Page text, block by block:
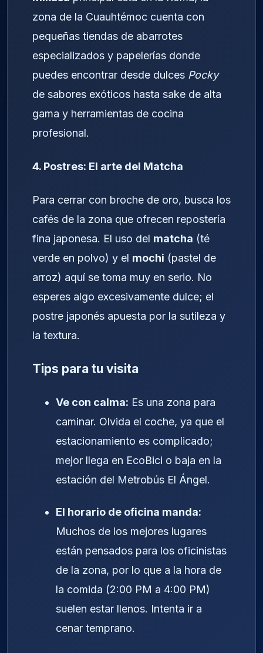
zona de la Cuauhtémoc cuenta con
pequeñas tiendas de abarrotes
especializados y papelerías donde
puedes encontrar desde dulces Pocky
de sabores exóticos hasta sake de alta
gama y herramientas de cocina
profesional.
4. Postres: El arte del Matcha
Para cerrar con broche de oro, busca los
cafés de la zona que ofrecen repostería
fina japonesa. El uso del matcha (té
verde en polvo) y el mochi (pastel de
arroz) aquí se toma muy en serio. No
esperes algo excesivamente dulce; el
postre japonés apuesta por la sutileza y
la textura.
Tips para tu visita
Ve con calma: Es una zona para
caminar. Olvida el coche, ya que el
estacionamiento es complicado;
mejor llega en EcoBici o baja en la
estación del Metrobús El Ángel.
El horario de oficina manda:
Muchos de los mejores lugares
están pensados para los oficinistas
de la zona, por lo que a la hora de
la comida (2:00 PM a 4:00 PM)
suelen estar llenos. Intenta ir a
cenar temprano.